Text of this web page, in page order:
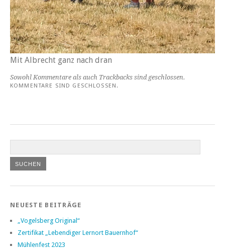
Mit Albrecht ganz nach dran
Sowohl Kommentare als auch Trackbacks sind geschlossen.
KOMMENTARE SIND GESCHLOSSEN.
NEUESTE BEITRÄGE
„Vogelsberg Original“
Zertifikat „Lebendiger Lernort Bauernhof“
Mühlenfest 2023